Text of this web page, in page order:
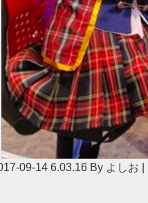
09-14 6.03.16 By よしお